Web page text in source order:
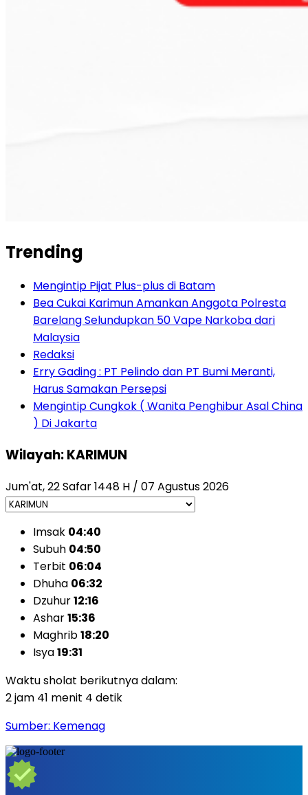
Trending
Mengintip Pijat Plus-plus di Batam
Bea Cukai Karimun Amankan Anggota Polresta
Barelang Selundupkan 50 Vape Narkoba dari
Malaysia
Redaksi
Erry Gading : PT Pelindo dan PT Bumi Meranti,
Harus Samakan Persepsi
Mengintip Cungkok ( Wanita Penghibur Asal China
) Di Jakarta
Wilayah: KARIMUN
Jum'at, 22 Safar 1448 H / 07 Agustus 2026
Imsak 04:40
Subuh 04:50
Terbit 06:04
Dhuha 06:32
Dzuhur12:16
Ashar15:36
Maghrib18:20
Isya19:31
Waktu sholat berikutnya dalam:
2 jam 41 menit 3 detik
Sumber: Kemenag